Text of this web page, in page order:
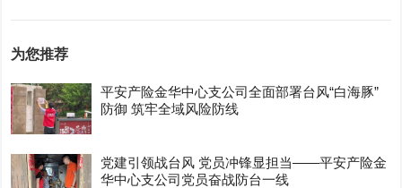
为您推荐
平安产险金华中心支公司全面部署台风“白海豚”
防御 筑牢全域风险防线
党建引领战台风 党员冲锋显担当——平安产险金
华中心支公司党员奋战防台一线